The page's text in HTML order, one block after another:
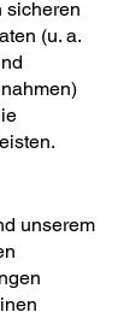
sicheren
(u. a.
unserem